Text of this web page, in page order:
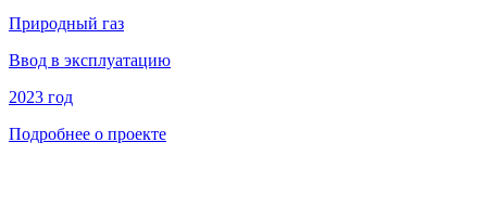
Природный газ
Ввод в эксплуатацию
2023 год
Подробнее о проекте